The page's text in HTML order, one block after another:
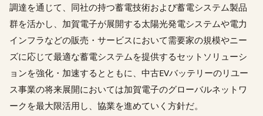
調達を通じて、同社の持つ蓄電技術および蓄電システム製品
群を活かし、加賀電子が展開する太陽光発電システムや電力
インフラなどの販売・サービスにおいて需要家の規模やニー
ズに応じて最適な蓄電システムを提供するセットソリューシ
ョンを強化・加速するとともに、中古EVバッテリーのリユー
ス事業の将来展開においては加賀電子のグローバルネットワ
ークを最大限活用し、協業を進めていく方針だ。